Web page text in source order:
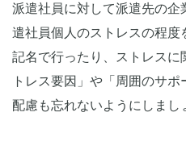
派遣社員に対して派遣先の
遣社員個人のストレスの程
記名で行ったり、ストレスに
トレス要因」や「周囲のサ
配慮も忘れないようにしまし